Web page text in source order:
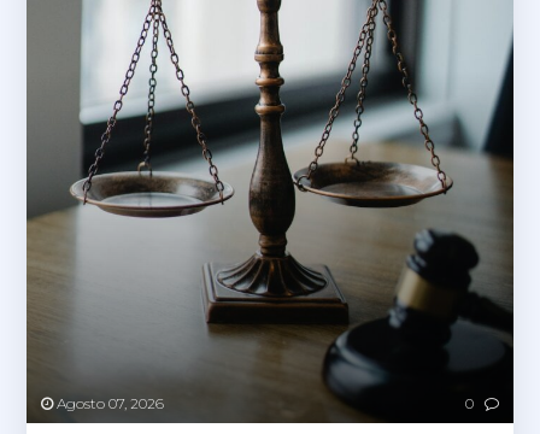
Agosto 07, 2026 0